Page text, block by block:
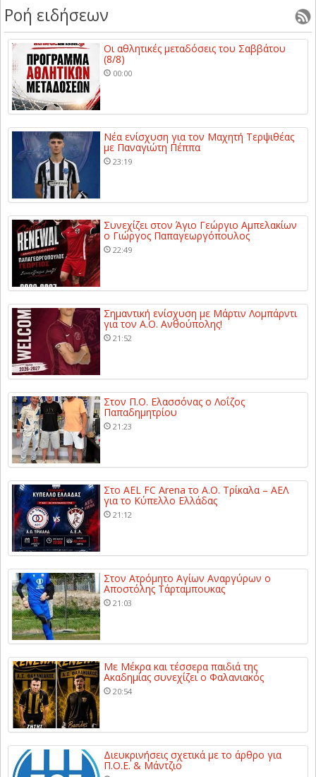
Ροή ειδήσεων
Οι αθλητικές μεταδόσεις του Σαββάτου
(8/8)
00:00
Νέα ενίσχυση για τον Μαχητή Τερψιθέας
με Παναγιώτη Πέππα
23:19
Συνεχίζει στον Άγιο Γεώργιο Αμπελακίων
ο Γιώργος Παπαγεωργόπουλος
22:49
Σημαντική ενίσχυση με Μάρτιν Λομπάρντι
για τον Α.Ο. Ανθούπολης!
21:52
Στον Π.Ο. Ελασσόνας ο Λοΐζος
Παπαδημητρίου
21:23
Στο AEL FC Arena το Α.Ο. Τρίκαλα – ΑΕΛ
για το Κύπελλο Ελλάδας
21:12
Στον Ατρόμητο Αγίων Αναργύρων ο
Αποστόλης Τάρταμπουκας
21:03
Με Μέκρα και τέσσερα παιδιά της
Ακαδημίας συνεχίζει ο Φαλανιακός
20:54
Διευκρινήσεις σχετικά με το άρθρο για
Π.Ο.Ε. & Μάντζιο